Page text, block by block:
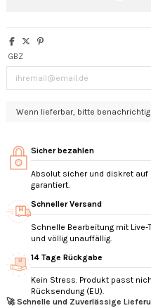
GBZ
Sicher bezahlen
Absolut sicher und diskret auf
garantiert.
Schneller Versand
Schnelle Bearbeitung mit
und völlig unauffällig.
14 Tage Rückgabe
Kein Stress. Produkt passt
Rücksendung (EU).
🚀 Schnelle und Zuverlässige